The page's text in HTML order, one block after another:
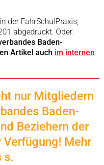
der FahrSchulPraxis,
abgedruckt. Oder:
Baden-
Artikel auch im internen
nur Mitgliedern
Baden-
Beziehern der
Verfügung! Mehr
s.